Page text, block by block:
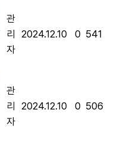
관
리
자
2024.12.10 0 541
관
리
자
2024.12.10 0 506